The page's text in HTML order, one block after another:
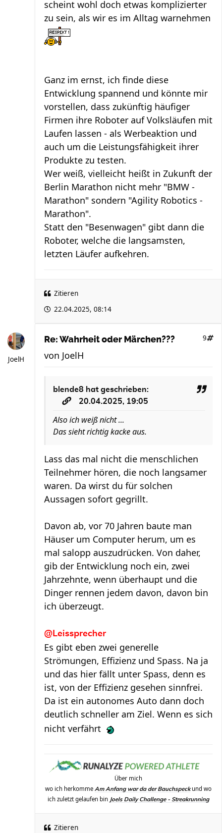
scheint wohl doch etwas komplizierter
zu sein, als wir es im Alltag warnehmen
Ganz im ernst, ich finde diese
Entwicklung spannend und könnte mir
vorstellen, dass zukünftig häufiger
Firmen ihre Roboter auf Volksläufen mit
Laufen lassen - als Werbeaktion und
auch um die Leistungsfähigkeit ihrer
Produkte zu testen.
Wer weiß, vielleicht heißt in Zukunft der
Berlin Marathon nicht mehr "BMW -
Marathon" sondern "Agility Robotics -
Marathon".
Statt den "Besenwagen" gibt dann die
Roboter, welche die langsamsten,
letzten Läufer aufkehren.
Zitieren
22.04.2025, 08:14
JoelH
Re: Wahrheit oder Märchen??? 9
von JoelH
blende8 hat geschrieben:
20.04.2025, 19:05
Also ich weiß nicht ...
Das sieht richtig kacke aus.
Lass das mal nicht die menschlichen
Teilnehmer hören, die noch langsamer
waren. Da wirst du für solchen
Aussagen sofort gegrillt.
Davon ab, vor 70 Jahren baute man
Häuser um Computer herum, um es
mal salopp auszudrücken. Von daher,
gib der Entwicklung noch ein, zwei
Jahrzehnte, wenn überhaupt und die
Dinger rennen jedem davon, davon bin
ich überzeugt.
@Leissprecher
Es gibt eben zwei generelle
Strömungen, Effizienz und Spass. Na ja
und das hier fällt unter Spass, denn es
ist, von der Effizienz gesehen sinnfrei.
Da ist ein autonomes Auto dann doch
deutlich schneller am Ziel. Wenn es sich
nicht verfährt
Über mich
wo ich herkomme Am Anfang war da der Bauchspeckund wo
ich zuletzt gelaufen bin Joels Daily Challenge - Streakrunning
Zitieren